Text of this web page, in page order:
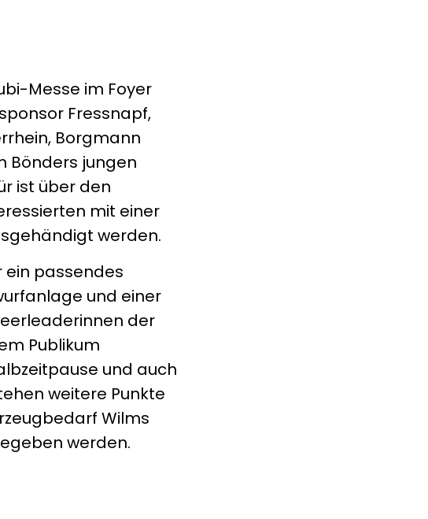
Messe im Foyer
Fressnapf,
Borgmann
Bönders jungen
ist über den
mit einer
werden.
ein passendes
und einer
der
Publikum
und auch
weitere Punkte
Wilms
werden.